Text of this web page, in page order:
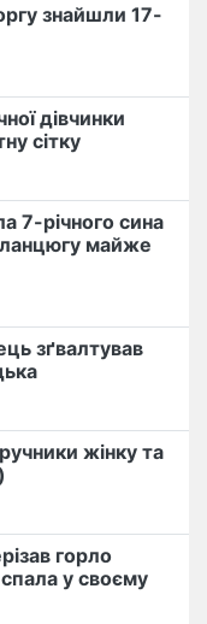
знайшли 17-
дівчинки
сітку
7-річного сина
ланцюгу майже
️зґвалтував
жінку та
горло
спала у своєму